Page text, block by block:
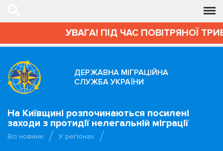
УВАГА! ПІД ЧАС ПОВІТРЯНОЇ
ДЕРЖАВНА МІГРАЦІЙНА
СЛУЖБА УКРАЇНИ
На Київщині розпочинаються посилені
заходи з протидії нелегальній міграції
Всі новини
У регіонах